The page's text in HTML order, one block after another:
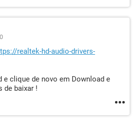
realtek-hd-audio-drivers-
e clique de novo em Download e
de baixar !